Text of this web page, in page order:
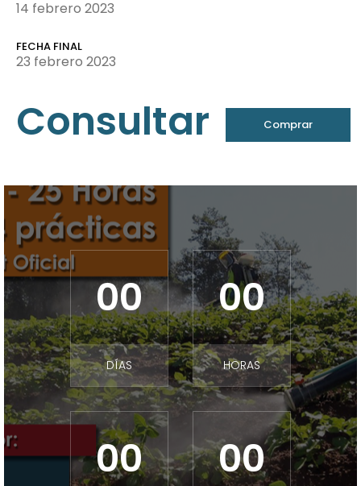
14 febrero 2023
FECHA FINAL
23 febrero 2023
Consultar Comprar
00
DÍAS
00
HORAS
00 00